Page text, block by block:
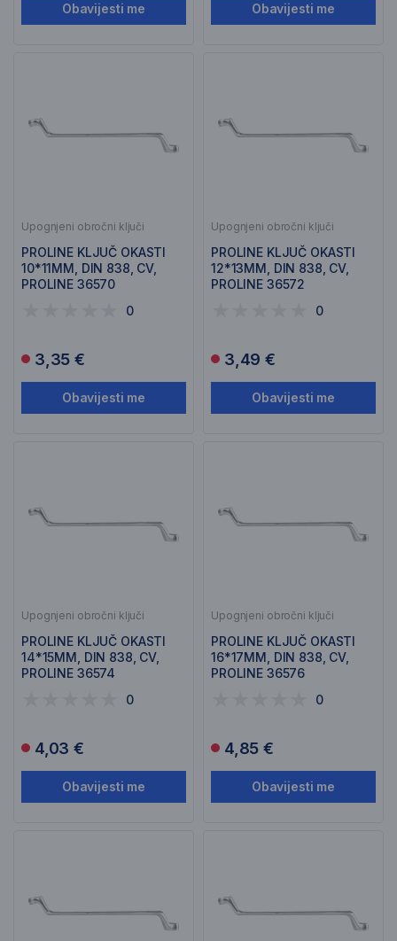
Obavijesti me Obavijesti me
Upognjeni obročni ključi
PROLINE KLJUČ OKASTI
10*11MM, DIN 838, CV,
PROLINE 36570
0
3,35 €
Obavijesti me
Upognjeni obročni ključi
PROLINE KLJUČ OKASTI
12*13MM, DIN 838, CV,
PROLINE 36572
0
3,49 €
Obavijesti me
Upognjeni obročni ključi
PROLINE KLJUČ OKASTI
14*15MM, DIN 838, CV,
PROLINE 36574
0
4,03 €
Obavijesti me
Upognjeni obročni ključi
PROLINE KLJUČ OKASTI
16*17MM, DIN 838, CV,
PROLINE 36576
0
4,85 €
Obavijesti me